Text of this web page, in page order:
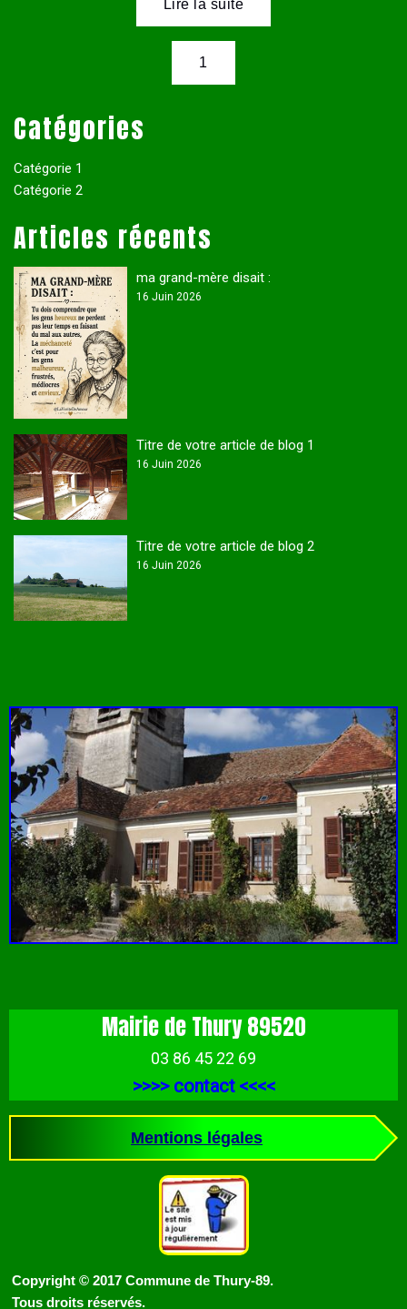
Catégories
Catégorie 1
Catégorie 2
Articles récents
ma grand-mère disait :
16 Juin 2026
Titre de votre article de blog 1
16 Juin 2026
Titre de votre article de blog 2
16 Juin 2026
Mairie de Thury 89520
03 86 45 22 69
>>>> contact <<<<
Mentions légales
Copyright © 2017 Commune de Thury-89.
Tous droits réservés.